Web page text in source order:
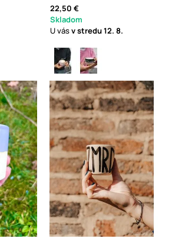
22,50 €
Skladom
U vásv stredu12. 8.